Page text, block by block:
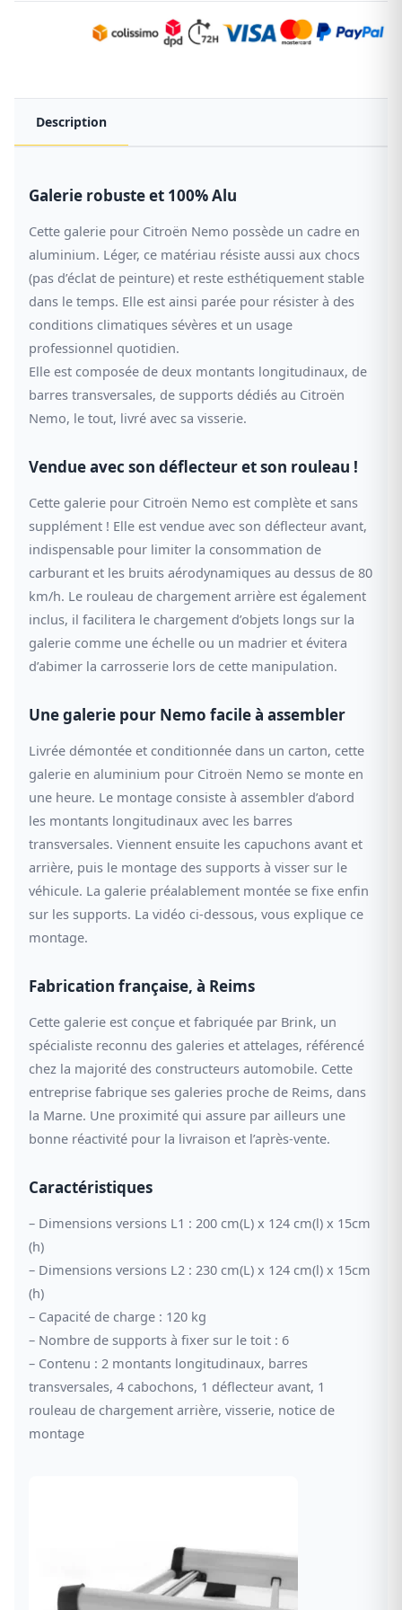
Description
Galerie robuste et 100% Alu
Cette galerie pour Citroën Nemo possède un cadre en
aluminium. Léger, ce matériau résiste aussi aux chocs
(pas d’éclat de peinture) et reste esthétiquement stable
dans le temps. Elle est ainsi parée pour résister à des
conditions climatiques sévères et un usage
professionnel quotidien.
Elle est composée de deux montants longitudinaux, de
barres transversales, de supports dédiés au Citroën
Nemo, le tout, livré avec sa visserie.
Vendue avec son déflecteur et son rouleau !
Cette galerie pour Citroën Nemo est complète et sans
supplément ! Elle est vendue avec son déflecteur avant,
indispensable pour limiter la consommation de
carburant et les bruits aérodynamiques au dessus de 80
km/h. Le rouleau de chargement arrière est également
inclus, il facilitera le chargement d’objets longs sur la
galerie comme une échelle ou un madrier et évitera
d’abimer la carrosserie lors de cette manipulation.
Une galerie pour Nemo facile à assembler
Livrée démontée et conditionnée dans un carton, cette
galerie en aluminium pour Citroën Nemo se monte en
une heure. Le montage consiste à assembler d’abord
les montants longitudinaux avec les barres
transversales. Viennent ensuite les capuchons avant et
arrière, puis le montage des supports à visser sur le
véhicule. La galerie préalablement montée se fixe enfin
sur les supports. La vidéo ci-dessous, vous explique ce
montage.
Fabrication française, à Reims
Cette galerie est conçue et fabriquée par Brink, un
spécialiste reconnu des galeries et attelages, référencé
chez la majorité des constructeurs automobile. Cette
entreprise fabrique ses galeries proche de Reims, dans
la Marne. Une proximité qui assure par ailleurs une
bonne réactivité pour la livraison et l’après-vente.
Caractéristiques
– Dimensions versions L1 : 200 cm(L) x 124 cm(l) x 15cm
(h)
– Dimensions versions L2 : 230 cm(L) x 124 cm(l) x 15cm
(h)
– Capacité de charge : 120 kg
– Nombre de supports à fixer sur le toit : 6
– Contenu : 2 montants longitudinaux, barres
transversales, 4 cabochons, 1 déflecteur avant, 1
rouleau de chargement arrière, visserie, notice de
montage